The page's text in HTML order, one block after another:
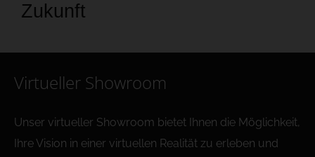
Zukunft
Virtueller Showroom
Unser virtueller Showroom bietet Ihnen die Möglichkeit,
Ihre Vision in einer virtuellen Realität zu erleben und